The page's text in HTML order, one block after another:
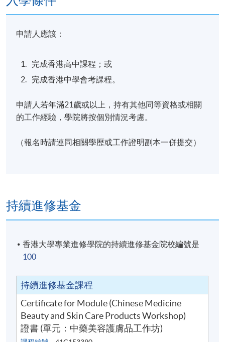
申請人應該：
完成香港高中課程；或
完成香港中學會考課程。
申請人若年滿21歲或以上，持有其他同等資格或相關
的工作經驗，學院將按個別情況考慮。
（報名時請連同相關學歷或工作證明副本一併提交）
持續進修基金
香港大學專業進修學院的持續進修基金院校編號是
100
持續進修基金課程
Certificate for Module (Chinese Medicine
Beauty and Skin Care Products Workshop)
證書 (單元：中藥美容護膚品工作坊)